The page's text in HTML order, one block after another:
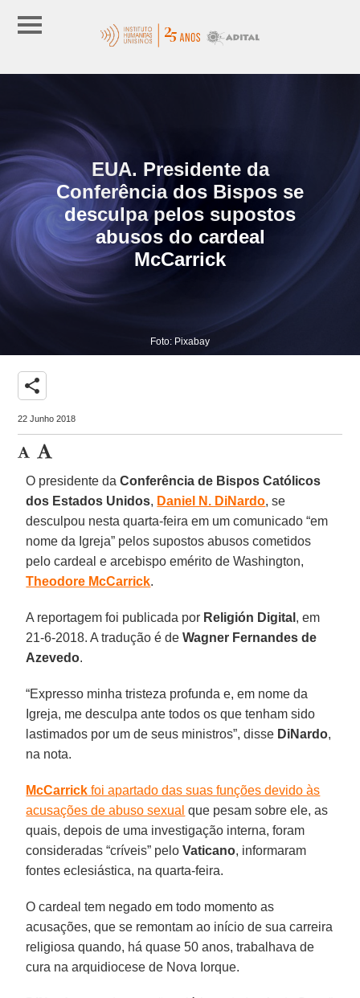
EUA. Presidente da
Conferência dos Bispos se
desculpa pelos supostos
abusos do cardeal
McCarrick
Foto: Pixabay
share
22 Junho 2018
O presidente daConferência de Bispos Católicos
dos Estados Unidos, Daniel N. DiNardo, se
desculpou nesta quarta-feira em um comunicado “em
nome da Igreja” pelos supostos abusos cometidos
pelo cardeal e arcebispo emérito de Washington,
Theodore McCarrick.
A reportagem foi publicada por Religión Digital , em
21-6-2018. A tradução é deWagner Fernandes de
Azevedo.
“Expresso minha tristeza profunda e, em nome da
Igreja, me desculpa ante todos os que tenham sido
lastimados por um de seus ministros”, disse DiNardo,
na nota.
McCarrick foi apartado das suas funções devido às
acusações de abuso sexual que pesam sobre ele, as
quais, depois de uma investigação interna, foram
consideradas “críveis” peloVaticano, informaram
fontes eclesiástica, na quarta-feira.
O cardeal tem negado em todo momento as
acusações, que se remontam ao início de sua carreira
religiosa quando, há quase 50 anos, trabalhava de
cura na arquidiocese de Nova Iorque.